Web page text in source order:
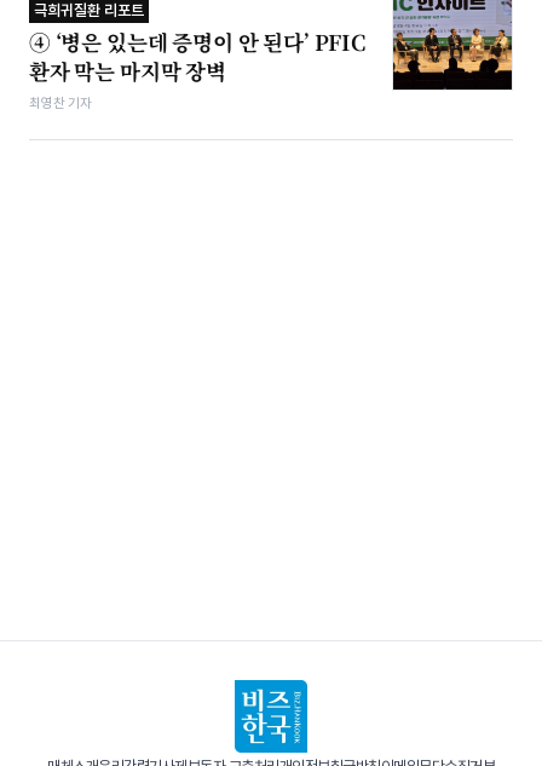
극희귀질환 리포트
④ ‘병은 있는데 증명이 안 된다’ PFIC
환자 막는 마지막 장벽
최영찬 기자